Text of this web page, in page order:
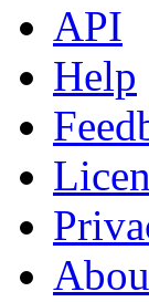
API
Help